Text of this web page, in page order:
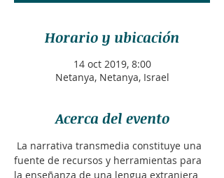
Horario y ubicación
14 oct 2019, 8:00
Netanya, Netanya, Israel
Acerca del evento
La narrativa transmedia constituye una
fuente de recursos y herramientas para
la enseñanza de una lengua extranjera